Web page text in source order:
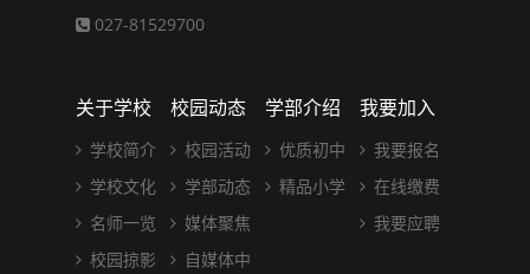
027-81529700
关于学校
学校简介
学校文化
名师一览
校园掠影
校园动态
校园活动
学部动态
媒体聚焦
自媒体中
学部介绍
优质初中
精品小学
我要加入
我要报名
在线缴费
我要应聘